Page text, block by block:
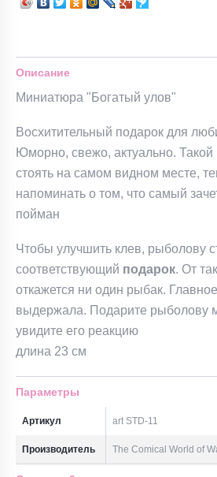
Описание
Миниатюра "Богатый улов"
Восхитительный подарок для
Юморно, свежо, актуально. Такой
стоять на самом видном месте,
напоминать о том, что самый
пойман
Чтобы улучшить клев, рыболову
соответствующий подарок. От
откажется ни один рыбак.
выдержала. Подарите рыболову
увидите его реакцию
длина 23 см
Параметры
Артикул art STD-11
Производитель The Comical World of